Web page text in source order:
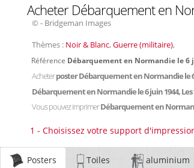
Acheter Débarquement en
© - Bridgeman Images
Thèmes : Noir & Blanc, Guerre (militaire),
Référence Débarquement en Normandie le 6
Acheterposter Débarquement en Normandie le
Débarquement en Normandie le 6 juin 1944,
Vous pouvez imprimerDébarquement en
1 - Choisissez votre support
Posters Toiles aluminium